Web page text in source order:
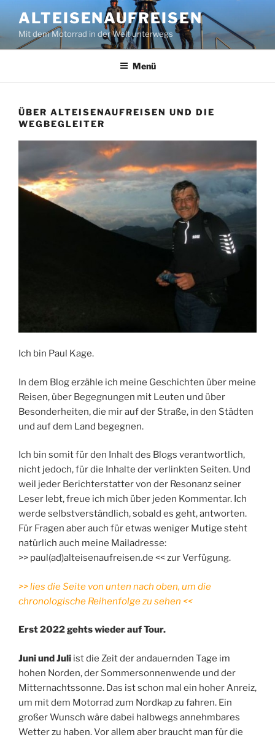
Inhalt
springen
ALTEISENAUFREISEN
Mit dem Motorrad in der Welt unterwegs
Menü
ÜBER ALTEISENAUFREISEN UND DIE
WEGBEGLEITER
Ich bin Paul Kage.
In dem Blog erzähle ich meine Geschichten über meine
Reisen, über Begegnungen mit Leuten und über
Besonderheiten, die mir auf der Straße, in den Städten
und auf dem Land begegnen.
Ich bin somit für den Inhalt des Blogs verantwortlich,
nicht jedoch, für die Inhalte der verlinkten Seiten. Und
weil jeder Berichterstatter von der Resonanz seiner
Leser lebt, freue ich mich über jeden Kommentar. Ich
werde selbstverständlich, sobald es geht, antworten.
Für Fragen aber auch für etwas weniger Mutige steht
natürlich auch meine Mailadresse:
>> paul(ad)alteisenaufreisen.de << zur Verfügung.
>> lies die Seite von unten nach oben, um die
chronologische Reihenfolge zu sehen <<
Erst 2022 gehts wieder auf Tour.
Juni und Juli ist die Zeit der andauernden Tage im
hohen Norden, der Sommersonnenwende und der
Mitternachtssonne. Das ist schon mal ein hoher Anreiz,
um mit dem Motorrad zum Nordkap zu fahren. Ein
großer Wunsch wäre dabei halbwegs annehmbares
Wetter zu haben. Vor allem aber braucht man für die